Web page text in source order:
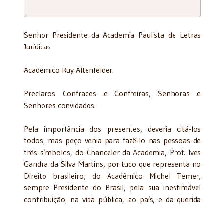
Senhor Presidente da Academia Paulista de Letras
Jurídicas
Acadêmico Ruy Altenfelder.
Preclaros Confrades e Confreiras, Senhoras e
Senhores convidados.
Pela importância dos presentes, deveria citá-los
todos, mas peço venia para fazê-lo nas pessoas de
três símbolos, do Chanceler da Academia, Prof. Ives
Gandra da Silva Martins, por tudo que representa no
Direito brasileiro, do Acadêmico Michel Temer,
sempre Presidente do Brasil, pela sua inestimável
contribuição, na vida pública, ao país, e da querida